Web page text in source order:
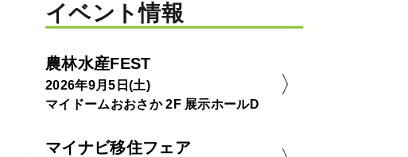
イベント情報
農林水産FEST
2026年9月5日(土)
マイドームおおさか 2F 展示ホールD
マイナビ移住フェア